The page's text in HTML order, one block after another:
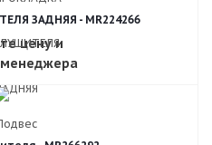
ЗАДНЯЯ - MR224266
цену и